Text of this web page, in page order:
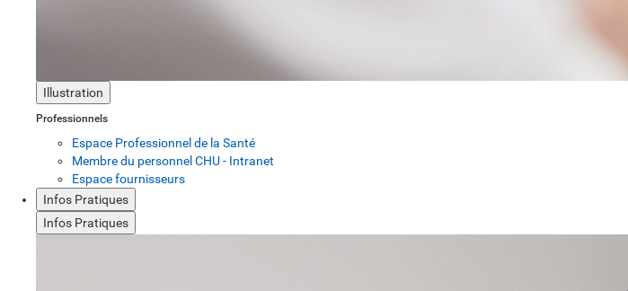
Illustration
Professionnels
Espace Professionnel de la Santé
Membre du personnel CHU - Intranet
Espace fournisseurs
Infos Pratiques
Infos Pratiques